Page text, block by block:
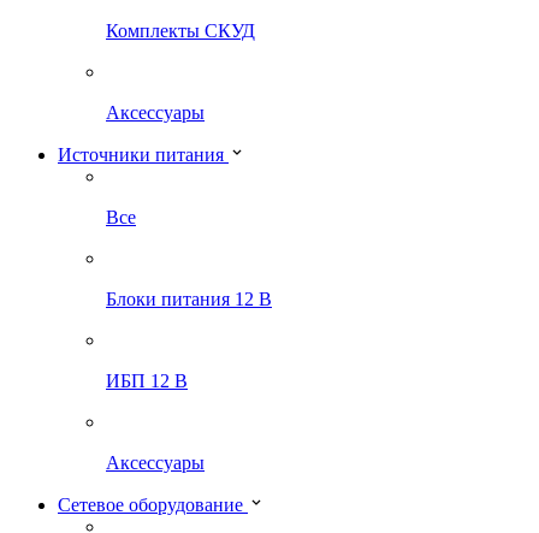
Комплекты СКУД
Аксессуары
Источники питания
Все
Блоки питания 12 В
ИБП 12 В
Аксессуары
Сетевое оборудование